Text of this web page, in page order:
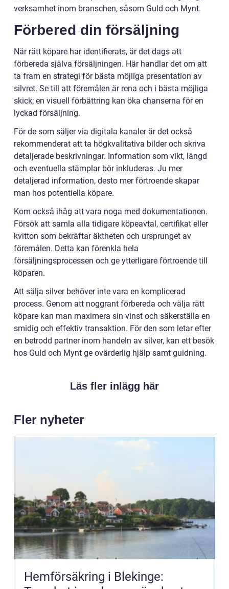
verksamhet inom branschen, såsom Guld och Mynt.
Förbered din försäljning
När rätt köpare har identifierats, är det dags att
förbereda själva försäljningen. Här handlar det om att
ta fram en strategi för bästa möjliga presentation av
silvret. Se till att föremålen är rena och i bästa möjliga
skick; en visuell förbättring kan öka chanserna för en
lyckad försäljning.
För de som säljer via digitala kanaler är det också
rekommenderat att ta högkvalitativa bilder och skriva
detaljerade beskrivningar. Information som vikt, längd
och eventuella stämplar bör inkluderas. Ju mer
detaljerad information, desto mer förtroende skapar
man hos potentiella köpare.
Kom också ihåg att vara noga med dokumentationen.
Försök att samla alla tidigare köpeavtal, certifikat eller
kvitton som bekräftar äktheten och ursprunget av
föremålen. Detta kan förenkla hela
försäljningsprocessen och ge ytterligare förtroende till
köparen.
Att sälja silver behöver inte vara en komplicerad
process. Genom att noggrant förbereda och välja rätt
köpare kan man maximera sin vinst och säkerställa en
smidig och effektiv transaktion. För den som letar efter
en betrodd partner inom handeln av silver, kan ett besök
hos Guld och Mynt ge ovärderlig hjälp samt guidning.
Läs fler inlägg här
Fler nyheter
Hemförsäkring i Blekinge: